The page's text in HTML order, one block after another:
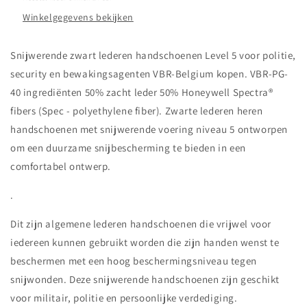
Winkelgegevens bekijken
Snijwerende zwart lederen handschoenen Level 5 voor politie,
security en bewakingsagenten VBR-Belgium kopen. VBR-PG-
40 ingrediënten 50% zacht leder 50% Honeywell Spectra®
fibers (Spec - polyethylene fiber). Zwarte lederen heren
handschoenen met snijwerende voering niveau 5 ontworpen
om een duurzame snijbescherming te bieden in een
comfortabel ontwerp.
.
Dit zijn algemene lederen handschoenen die vrijwel voor
iedereen kunnen gebruikt worden die zijn handen wenst te
beschermen met een hoog beschermingsniveau tegen
snijwonden. Deze snijwerende handschoenen zijn geschikt
voor militair, politie en persoonlijke verdediging.